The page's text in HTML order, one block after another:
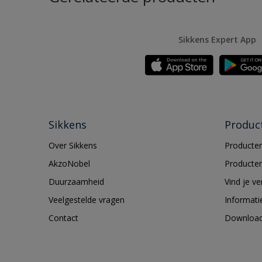
Sikkens Expert App
Sikkens
Over Sikkens
AkzoNobel
Duurzaamheid
Veelgestelde vragen
Contact
Vind je